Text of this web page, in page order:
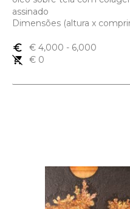
assinado
Dimensões (altura x
euro_symbol € 4,000 - 6,000
remove_shopping_cart
€ 0